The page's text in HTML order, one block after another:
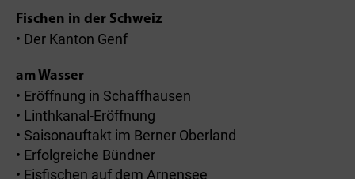
Fischen in der Schweiz
• Der Kanton Genf
am Wasser
• Eröffnung in Schaffhausen
• Linthkanal-Eröffnung
• Saisonauftakt im Berner Oberland
• Erfolgreiche Bündner
• Eisfischen auf dem Arnensee